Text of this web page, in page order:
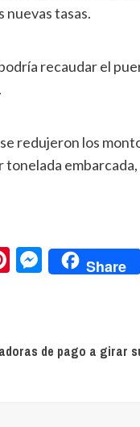
nuevas tasas.
recaudar el
redujeron los
Pinterest
Share
de pago a girar